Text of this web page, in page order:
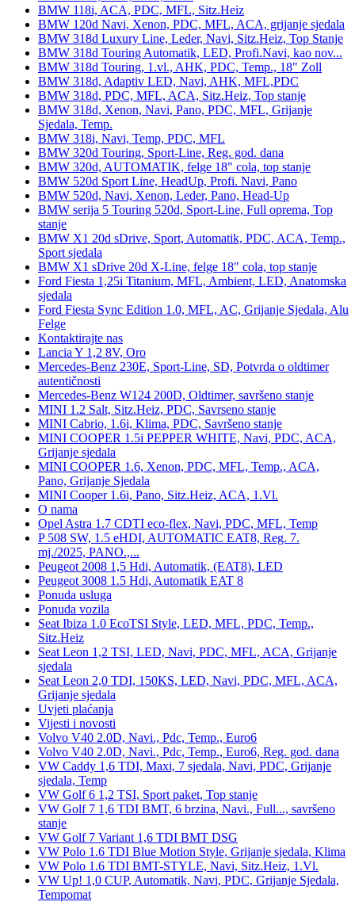
BMW 118i, ACA, PDC, MFL, Sitz.Heiz
BMW 120d Navi, Xenon, PDC, MFL, ACA, grijanje sjedala
BMW 318d Luxury Line, Leder, Navi, Sitz.Heiz, Top Stanje
BMW 318d Touring Automatik, LED, Profi.Navi, kao nov...
BMW 318d Touring, 1.vl., AHK, PDC, Temp., 18" Zoll
BMW 318d, Adaptiv LED, Navi, AHK, MFL,PDC
BMW 318d, PDC, MFL, ACA, Sitz.Heiz, Top stanje
BMW 318d, Xenon, Navi, Pano, PDC, MFL, Grijanje
Sjedala, Temp.
BMW 318i, Navi, Temp, PDC, MFL
BMW 320d Touring, Sport-Line, Reg. god. dana
BMW 320d, AUTOMATIK, felge 18" cola, top stanje
BMW 520d Sport Line, HeadUp, Profi. Navi, Pano
BMW 520d, Navi, Xenon, Leder, Pano, Head-Up
BMW serija 5 Touring 520d, Sport-Line, Full oprema, Top
stanje
BMW X1 20d sDrive, Sport, Automatik, PDC, ACA, Temp.,
Sport sjedala
BMW X1 sDrive 20d X-Line, felge 18" cola, top stanje
Ford Fiesta 1,25i Titanium, MFL, Ambient, LED, Anatomska
sjedala
Ford Fiesta Sync Edition 1.0, MFL, AC, Grijanje Sjedala, Alu
Felge
Kontaktirajte nas
Lancia Y 1,2 8V, Oro
Mercedes-Benz 230E, Sport-Line, SD, Potvrda o oldtimer
autentičnosti
Mercedes-Benz W124 200D, Oldtimer, savršeno stanje
MINI 1.2 Salt, Sitz.Heiz, PDC, Savrseno stanje
MINI Cabrio, 1.6i, Klima, PDC, Savršeno stanje
MINI COOPER 1.5i PEPPER WHITE, Navi, PDC, ACA,
Grijanje sjedala
MINI COOPER 1.6, Xenon, PDC, MFL, Temp., ACA,
Pano, Grijanje Sjedala
MINI Cooper 1.6i, Pano, Sitz.Heiz, ACA, 1.Vl.
O nama
Opel Astra 1.7 CDTI eco-flex, Navi, PDC, MFL, Temp
P 508 SW, 1.5 eHDI, AUTOMATIC EAT8, Reg. 7.
mj./2025, PANO.,...
Peugeot 2008 1,5 Hdi, Automatik, (EAT8), LED
Peugeot 3008 1.5 Hdi, Automatik EAT 8
Ponuda usluga
Ponuda vozila
Seat Ibiza 1.0 EcoTSI Style, LED, MFL, PDC, Temp.,
Sitz.Heiz
Seat Leon 1,2 TSI, LED, Navi, PDC, MFL, ACA, Grijanje
sjedala
Seat Leon 2,0 TDI, 150KS, LED, Navi, PDC, MFL, ACA,
Grijanje sjedala
Uvjeti plaćanja
Vijesti i novosti
Volvo V40 2.0D, Navi., Pdc, Temp., Euro6
Volvo V40 2.0D, Navi., Pdc, Temp., Euro6, Reg. god. dana
VW Caddy 1,6 TDI, Maxi, 7 sjedala, Navi, PDC, Grijanje
sjedala, Temp
VW Golf 6 1,2 TSI, Sport paket, Top stanje
VW Golf 7 1,6 TDI BMT, 6 brzina, Navi., Full..., savršeno
stanje
VW Golf 7 Variant 1,6 TDI BMT DSG
VW Polo 1.6 TDI Blue Motion Style, Grijanje sjedala, Klima
VW Polo 1.6 TDI BMT-STYLE, Navi, Sitz.Heiz, 1.Vl.
VW Up! 1,0 CUP, Automatik, Navi, PDC, Grijanje Sjedala,
Tempomat